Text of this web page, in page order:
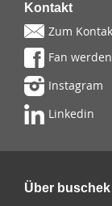
Kontakt
Zum
Fan werden
Instagram
Linkedin
Über